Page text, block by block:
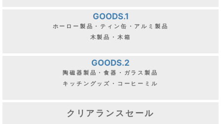
GOODS.1
ホーロー製品・ティン缶・アルミ製品
木製品・木箱
GOODS.2
陶磁器製品・食器・ガラス製品
キッチングッズ・コーヒーミル
クリアランスセール